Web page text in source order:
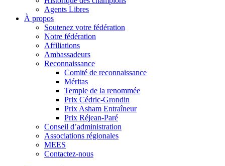
Agents Libres
À propos
Soutenez votre fédération
Notre fédération
Affiliations
Ambassadeurs
Reconnaissance
Comité de reconnaissance
Méritas
Temple de la renommée
Prix Cédric-Grondin
Prix Asham Entraîneur
Prix Réjean-Paré
Conseil d’administration
Associations régionales
MEES
Contactez-nous